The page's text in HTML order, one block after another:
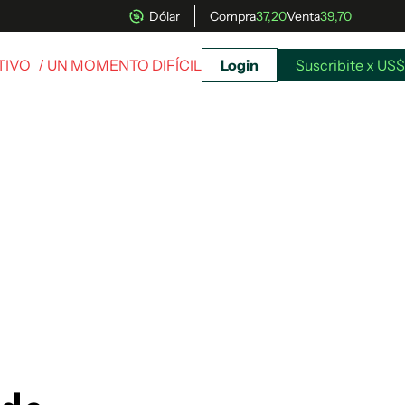
Dólar Compra37,20Venta39,70
/ UN MOMENTO DIFÍCIL Login Suscribite x